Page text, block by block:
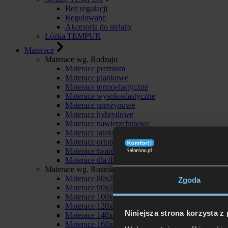
Zgoda
Niniejsza strona korzysta z
Bez regulacji
Regulowane
Akcesoria do stelaży
Łóżka TEMPUR
Materace
Materace wg. Rodzaju
Materace premium
Materace piankowe
Materace termoelastyczne
Materace wysokoelastyczne
Materace sprężynowe
Materace hybrydowe
Materace nawierzchniowe
Materace lateksowe
Materace ortopedyczne
Materace twarde
Materace dla dzieci
Materace wg. Rozmiaru
Materace 80x200
Materace 90x200
Materace 100x200
Materace 120x200
Materace 140x200
Materace 160x200